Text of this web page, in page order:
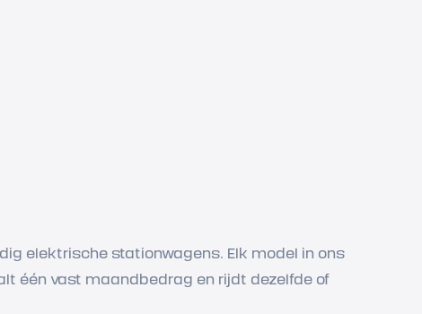
elektrische stationwagens. Elk model in ons
één vast maandbedrag en rijdt dezelfde of